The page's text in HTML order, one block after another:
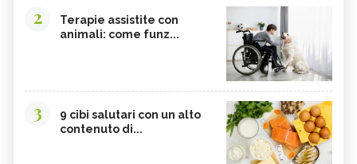
2
Terapie assistite con
animali: come funz...
3
9 cibi salutari con un alto
contenuto di...